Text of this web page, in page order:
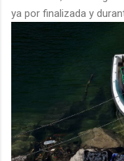
ya por finalizada y